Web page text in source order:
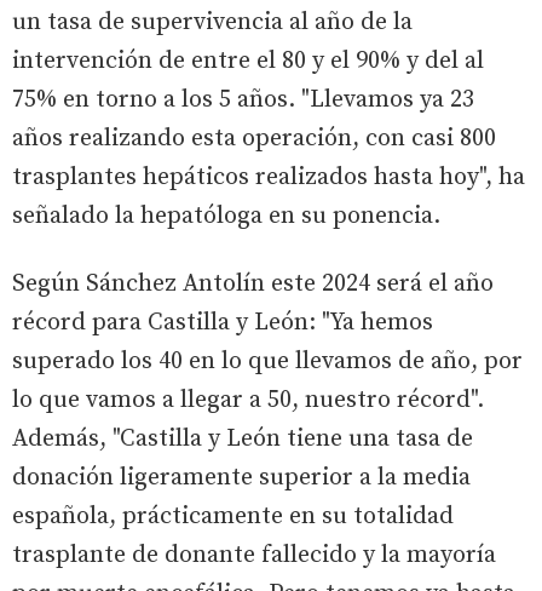
un tasa de supervivencia al año de la
intervención de entre el 80 y el 90% y del al
75% en torno a los 5 años. "Llevamos ya 23
años realizando esta operación, con casi 800
trasplantes hepáticos realizados hasta hoy", ha
señalado la hepatóloga en su ponencia.
Según Sánchez Antolín este 2024 será el año
récord para Castilla y León: "Ya hemos
superado los 40 en lo que llevamos de año, por
lo que vamos a llegar a 50, nuestro récord".
Además, "Castilla y León tiene una tasa de
donación ligeramente superior a la media
española, prácticamente en su totalidad
trasplante de donante fallecido y la mayoría